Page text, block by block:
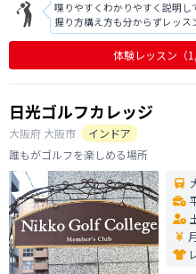
喋りやすくわかりやすく説明し
握り方構え方も分からずレッ
くどう言う風に握れば良いの
ました。 スイングに関しても
も分かりやすかったです。 ありが
体験レッスン （
日光ゴルフカレッジ
大阪府 大阪市
インドア
誰もがゴルフを楽しめる場所